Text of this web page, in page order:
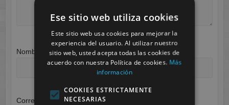
Nombre
Correo electrónico*
Ese sitio web utiliza cookies
Este sitio web usa cookies para mejorar la
experiencia del usuario. Al utilizar nuestro
sitio web, usted acepta todas las cookies de
acuerdo con nuestra Política de cookies. Más
información
COOKIES ESTRICTAMENTE
NECESARIAS